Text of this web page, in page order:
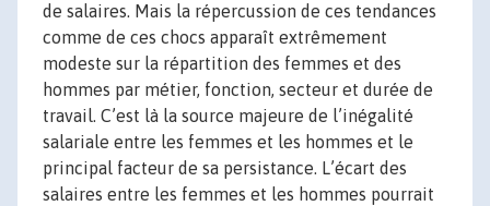
de salaires. Mais la répercussion de ces tendances
comme de ces chocs apparaît extrêmement
modeste sur la répartition des femmes et des
hommes par métier, fonction, secteur et durée de
travail. C’est là la source majeure de l’inégalité
salariale entre les femmes et les hommes et le
principal facteur de sa persistance. L’écart des
salaires entre les femmes et les hommes pourrait